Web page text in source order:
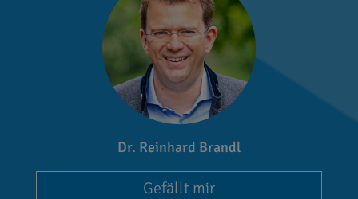
Dr. Reinhard Brandl
Gefällt mir